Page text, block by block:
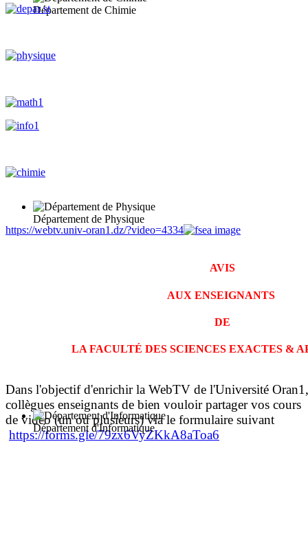
Département de Chimie
Département de Physique
Département d'Informatique
https://webtv.univ-oran1.dz/?video=4334
AVIS
AUX ENSEIGNANTS
DE
LA FACULTÉ DES SCIENCES EXACTES &
Dans l'objectif d'enrichir la WebTV de l'Université
collègues enseignants de bien vouloir partager vos cours
de vidéo (un ou plusieurs) via le formulaire suivant
https://forms.gle/79zx6VyZKkA8aToa6